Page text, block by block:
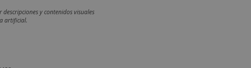
y contenidos visuales
artificial.